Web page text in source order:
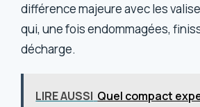
différence majeure avec les
qui, une fois endommagées,
décharge.
LIRE AUSSI Quel compact